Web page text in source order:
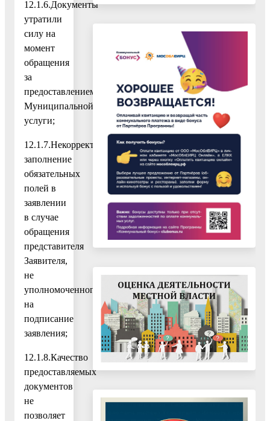
12.1.6.Документы
утратили
силу на
момент
обращения
за
предоставлением
Муниципальной
услуги;
12.1.7.Некорректное
заполнение
обязательных
полей в
заявлении
в случае
обращения
представителя
Заявителя,
не
уполномоченного
на
подписание
заявления;
12.1.8.Качество
предоставляемых
документов
не
позволяет